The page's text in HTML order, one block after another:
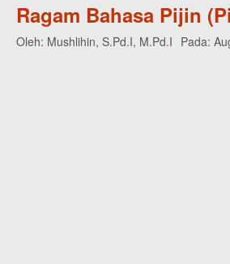
Ragam Bahasa Pijin
Oleh: Mushlihin, S.Pd.I, M.Pd.I Pada: